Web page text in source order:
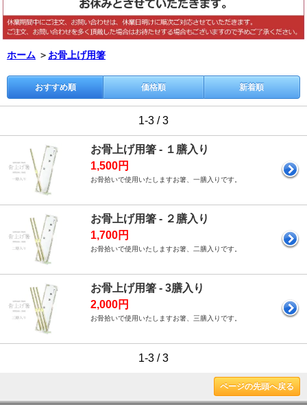
ホーム ＞ お骨上げ用箸
おすすめ順 価格順 新着順
1-3 / 3
お骨上げ用箸 - １膳入り
1,500円
お骨拾いで使用いたしますお箸、一膳入りです。
お骨上げ用箸 - ２膳入り
1,700円
お骨拾いで使用いたしますお箸、二膳入りです。
お骨上げ用箸 - 3膳入り
2,000円
お骨拾いで使用いたしますお箸、三膳入りです。
1-3 / 3
ページの先頭へ戻る